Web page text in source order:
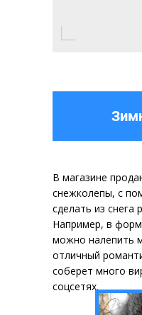
В магазине
снежколепы, с
сделать из снега
Например, в
можно налепить
отличный
соберет много
соцсетях.